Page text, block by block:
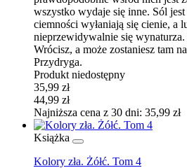
wszystko wydaje się inne. Sól
ciemności wyłaniają się cienie, a
nieprzewidywalnie się
Wrócisz, a może zostaniesz tam
Przydryga.
Produkt niedostępny
35,99 zł
44,99 zł
Najniższa cena z 30 dni: 35,99 zł
Książka
Kolory zła. Żółć. Tom 4